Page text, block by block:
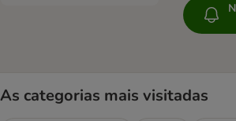
As categorias mais visitadas